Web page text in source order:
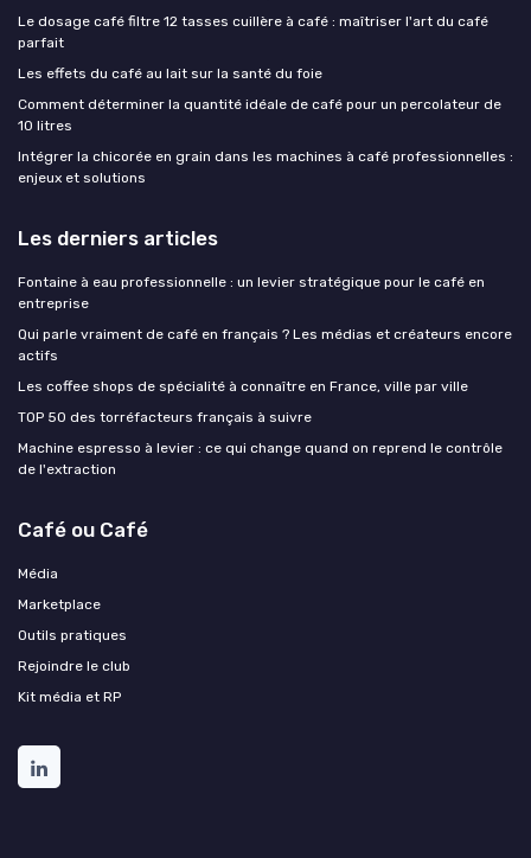
Le dosage café filtre 12 tasses cuillère à café : maîtriser l'art du café
parfait
Les effets du café au lait sur la santé du foie
Comment déterminer la quantité idéale de café pour un percolateur de
10 litres
Intégrer la chicorée en grain dans les machines à café professionnelles :
enjeux et solutions
Les derniers articles
Fontaine à eau professionnelle : un levier stratégique pour le café en
entreprise
Qui parle vraiment de café en français ? Les médias et créateurs encore
actifs
Les coffee shops de spécialité à connaître en France, ville par ville
TOP 50 des torréfacteurs français à suivre
Machine espresso à levier : ce qui change quand on reprend le contrôle
de l'extraction
Café ou Café
Média
Marketplace
Outils pratiques
Rejoindre le club
Kit média et RP